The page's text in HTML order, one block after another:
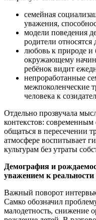
семейная
уважения,
модели поведения
родители
любовь к природе и
окружающему
ребёнок видит
непроработанные
межпоколенческие
человека к
Отдельно прозвучала
контекстов:
общаться в пересечении
атмосфере воспитывает
культурам без утраты
Демография и
уважением к реальности
Важный поворот
Самко обозначил
малодетность, снижение